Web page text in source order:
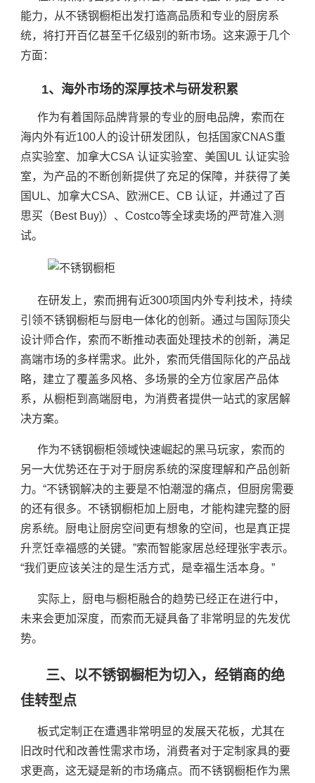
能力，从不锈钢橱柜出发打造高品质和专业的厨房系
统，将打开百亿甚至千亿级别的新市场。这来源于几个
方面：
1、海外市场的深厚技术与研发积累
作为有着国际品牌背景的专业的厨电品牌，索而在
海内外有近100人的设计研发团队，包括国家CNAS重
点实验室、加拿大CSA 认证实验室、美国UL 认证实验
室，为产品的不断创新提供了充足的保障，并获得了美
国UL、加拿大CSA、欧洲CE、CB 认证，并通过了百
思买（Best Buy)）、Costco等全球卖场的严苛准入测
试。
在研发上，索而拥有近300项国内外专利技术，持续
引领不锈钢橱柜与厨电一体化的创新。通过与国际顶尖
设计师合作，索而不断推动表面处理技术的创新，满足
高端市场的多样需求。此外，索而凭借国际化的产品战
略，建立了覆盖多风格、多场景的全方位家居产品体
系，从橱柜到高端厨电，为消费者提供一站式的家居解
决方案。
作为不锈钢橱柜领域快速崛起的黑马玩家，索而的
另一大优势还在于对于厨房系统的深度理解和产品创新
力。“不锈钢解决的主要是不怕潮湿的痛点，但厨房需要
的还有很多。不锈钢橱柜加上厨电，才能构建完整的厨
房系统。厨电让厨房空间更有想象的空间，也是真正提
升烹饪幸福感的关键。”索而智能家居总经理张宇表示。
“我们更应该关注的是生活方式，是幸福生活本身。”
实际上，厨电与橱柜融合的趋势已经正在进行中，
未来会更加深度，而索而无疑具备了非常明显的先发优
势。
三、以不锈钢橱柜为切入，经销商的绝
佳转型点
板式定制正在遭遇非常明显的发展天花板，尤其在
旧改时代和改善性需求市场，消费者对于定制家具的要
求更高，这无疑是新的市场痛点。而不锈钢橱柜作为黑